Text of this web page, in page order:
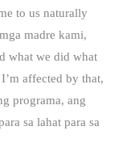
to us naturally
madre kami,
what we did what
affected by that,
programa, ang
sa lahat para sa